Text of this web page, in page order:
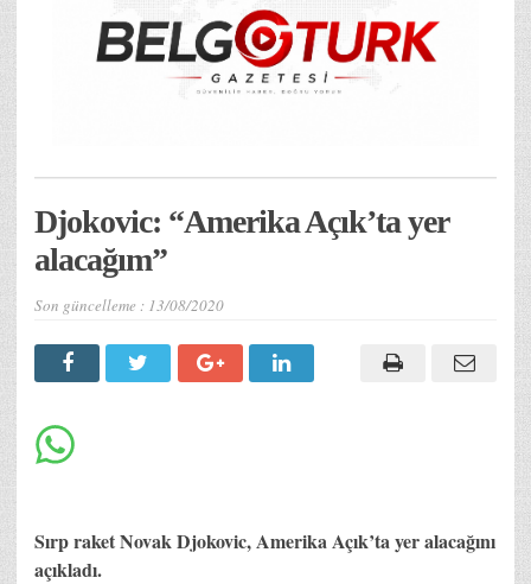
Djokovic: “Amerika Açık’ta yer
alacağım”
Son güncelleme : 13/08/2020
Sırp raket Novak Djokovic, Amerika Açık’ta yer alacağını
açıkladı.